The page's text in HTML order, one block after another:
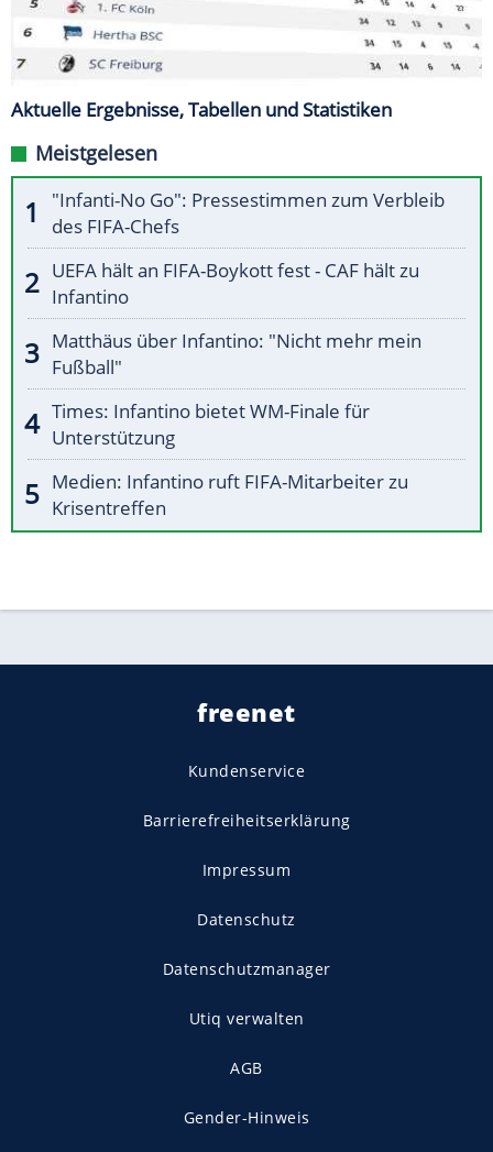
Aktuelle Ergebnisse, Tabellen und Statistiken
Meistgelesen
"Infanti-No Go": Pressestimmen zum Verbleib
des FIFA-Chefs
UEFA hält an FIFA-Boykott fest - CAF hält zu
Infantino
Matthäus über Infantino: "Nicht mehr mein
Fußball"
Times: Infantino bietet WM-Finale für
Unterstützung
Medien: Infantino ruft FIFA-Mitarbeiter zu
Krisentreffen
freenet
Kundenservice
Barrierefreiheitserklärung
Impressum
Datenschutz
Datenschutzmanager
Utiq verwalten
AGB
Gender-Hinweis